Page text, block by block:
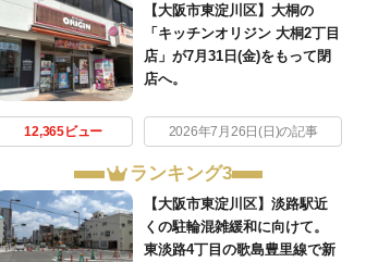
【大阪市東淀川区】大桐の
「キッチンオリジン 大桐2丁目
店」が7月31日(金)をもって閉
店へ。
12,365ビュー 2026年7月26日(日)の記事
ランキング3
【大阪市東淀川区】淡路駅近
くの駐輪混雑緩和に向けて。
東淡路4丁目の歌島豊里線で新